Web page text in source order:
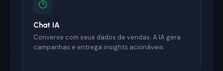
Chat IA
Converse com seus dados de vendas. A IA gera
campanhas e entrega insights acionáveis.